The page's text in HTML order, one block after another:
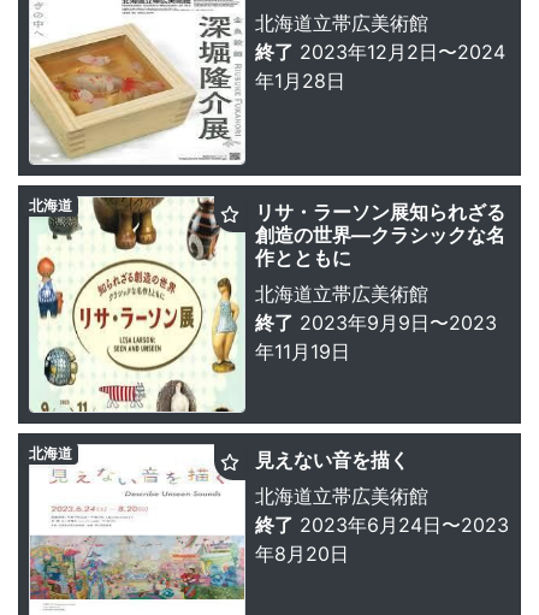
北海道立帯広美術館
終了 2023年12月2日〜2024
年1月28日
リサ・ラーソン展知られざる
創造の世界—クラシックな名
作とともに
北海道立帯広美術館
終了 2023年9月9日〜2023
年11月19日
北海道
見えない音を描く
北海道立帯広美術館
終了 2023年6月24日〜2023
年8月20日
北海道